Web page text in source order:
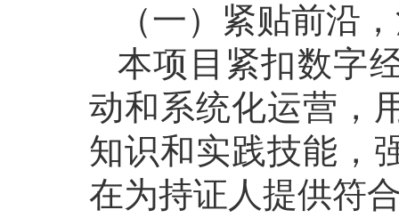
（一）紧贴前沿
本项目紧扣数字
动和系统化运营，
知识和实践技能，
在为持证人提供符